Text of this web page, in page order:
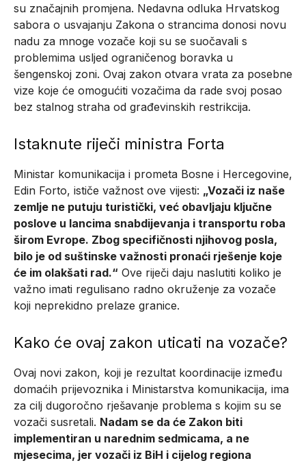
su značajnih promjena. Nedavna odluka Hrvatskog
sabora o usvajanju Zakona o strancima donosi novu
nadu za mnoge vozače koji su se suočavali s
problemima usljed ograničenog boravka u
šengenskoj zoni. Ovaj zakon otvara vrata za posebne
vize koje će omogućiti vozačima da rade svoj posao
bez stalnog straha od građevinskih restrikcija.
Istaknute riječi ministra Forta
Ministar komunikacija i prometa Bosne i Hercegovine,
Edin Forto, ističe važnost ove vijesti: „Vozači iz naše
zemlje ne putuju turistički, već obavljaju ključne
poslove u lancima snabdijevanja i transportu roba
širom Evrope. Zbog specifičnosti njihovog posla,
bilo je od suštinske važnosti pronaći rješenje koje
će im olakšati rad.“ Ove riječi daju naslutiti koliko je
važno imati regulisano radno okruženje za vozače
koji neprekidno prelaze granice.
Kako će ovaj zakon uticati na vozače?
Ovaj novi zakon, koji je rezultat koordinacije između
domaćih prijevoznika i Ministarstva komunikacija, ima
za cilj dugoročno rješavanje problema s kojim su se
vozači susretali. Nadam se da će Zakon biti
implementiran u narednim sedmicama, a ne
mjesecima, jer vozači iz BiH i cijelog regiona